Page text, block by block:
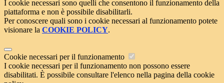
I cookie necessari sono quelli che consentono il funzionamento della
piattaforma e non è possibile disabilitarli.
Per conoscere quali sono i cookie necessari al funzionamento potete
visionare la COOKIE POLICY.
Cookie necessari per il funzionamento
I cookie necessari per il funzionamento non possono essere
disabilitati. È possibile consultare l'elenco nella pagina della cookie